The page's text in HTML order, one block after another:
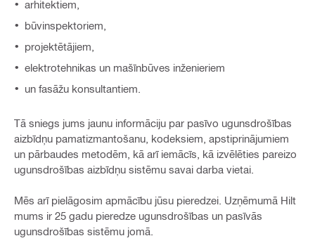
arhitektiem,
būvinspektoriem,
projektētājiem,
elektrotehnikas un mašīnbūves inženieriem
un fasāžu konsultantiem.
Tā sniegs jums jaunu informāciju par pasīvo ugunsdrošības
aizbīdņu pamatizmantošanu, kodeksiem, apstiprinājumiem
un pārbaudes metodēm, kā arī iemācīs, kā izvēlēties pareizo
ugunsdrošības aizbīdņu sistēmu savai darba vietai.
Mēs arī pielāgosim apmācību jūsu pieredzei. Uzņēmumā Hilt
mums ir 25 gadu pieredze ugunsdrošības un pasīvās
ugunsdrošības sistēmu jomā.